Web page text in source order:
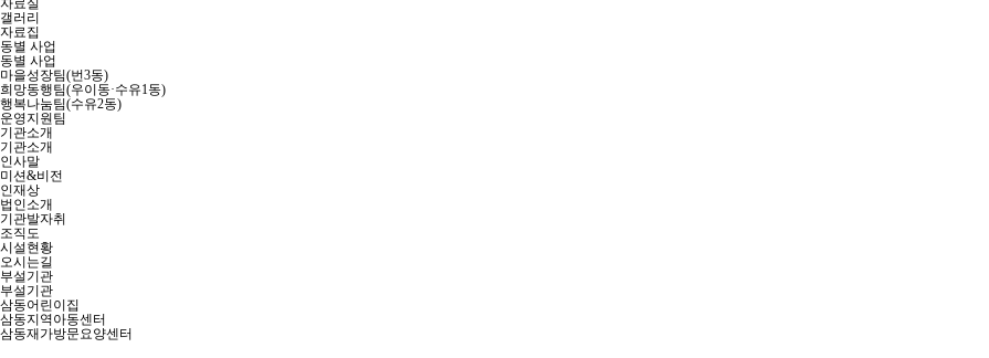
자료실
갤러리
자료집
동별 사업
동별 사업
마을성장팀(번3동)
희망동행팀(우이동·수유1동)
행복나눔팀(수유2동)
운영지원팀
기관소개
기관소개
인사말
미션&비전
인재상
법인소개
기관발자취
조직도
시설현황
오시는길
부설기관
부설기관
삼동어린이집
삼동지역아동센터
삼동재가방문요양센터